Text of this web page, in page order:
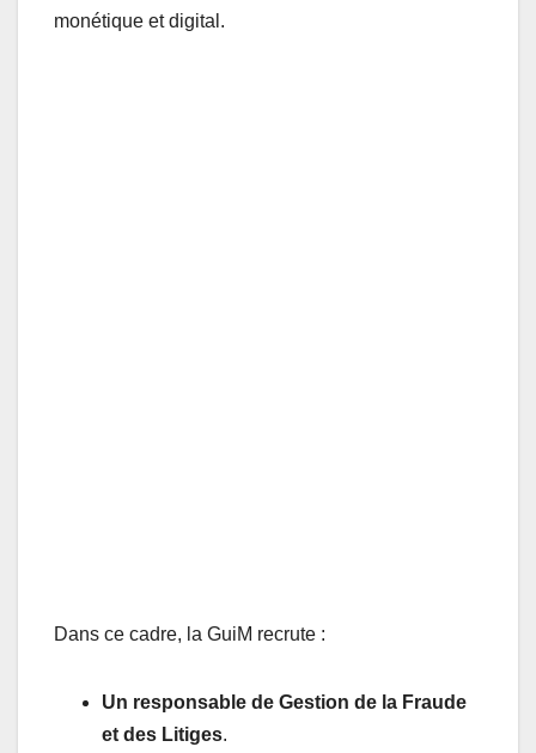
monétique et digital.
Dans ce cadre, la GuiM recrute :
Un responsable de Gestion de la Fraude
et des Litiges.